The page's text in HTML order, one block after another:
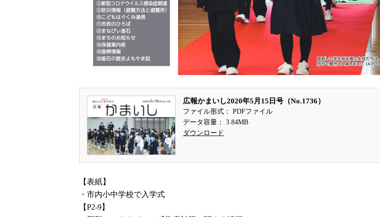
広報かまいし2020年5月15日号（No.1736）
ファイル形式： PDFファイル
データ容量： 3.84MB
ダウンロード
【表紙】
・市内小中学校で入学式
【P2-9】